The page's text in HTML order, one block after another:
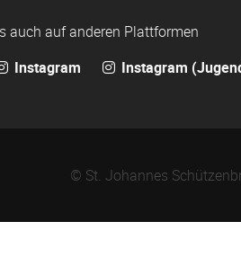
auch auf anderen Plattformen
Instagram Instagram
© St. Johannes